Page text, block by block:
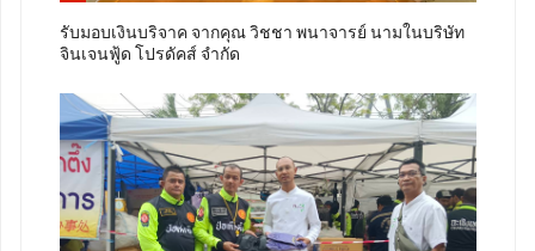
รับมอบเงินบริจาค จากคุณ วิชชา พนาจารย์ นามในบริษัท
จินเจนฟู้ด โปรดัคส์ จำกัด